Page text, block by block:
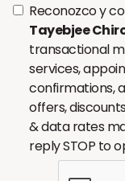
Reconozco y
Tayebjee
transactional
services,
confirmations,
offers,
& data rates
reply STOP to